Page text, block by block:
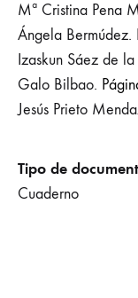
Mª Cristina Pena
Ángela Bermúdez.
Izaskun Sáez de la
Galo Bilbao.
Jesús Prieto
Tipo de
Cuaderno